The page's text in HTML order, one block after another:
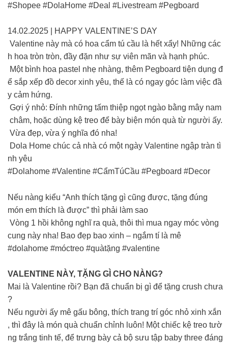
#Shopee #DolaHome #Deal #Livestream #Pegboard
14.02.2025 | HAPPY VALENTINE’S DAY
Valentine này mà có hoa cẩm tú cầu là hết xẩy! Những các
h hoa tròn tròn, đầy đặn như sự viên mãn và hạnh phúc.
Một bình hoa pastel nhẹ nhàng, thêm Pegboard tiện dụng đ
ể sắp xếp đồ decor xinh yêu, thế là có ngay góc làm việc đầ
y cảm hứng.
Gợi ý nhỏ: Đính những tấm thiệp ngọt ngào bằng mây nam
châm, hoặc dùng kệ treo để bày biện món quà từ người ấy.
Vừa đẹp, vừa ý nghĩa đó nha!
Dola Home chúc cả nhà có một ngày Valentine ngập tràn tì
nh yêu
#Dolahome #Valentine #CẩmTúCầu #Pegboard #Decor
Nếu nàng kiểu “Anh thích tặng gì cũng được, tặng đúng
món em thích là được” thì phải làm sao
Vòng 1 hồi không nghĩ ra quà, thôi thì mua ngay móc vòng
cung này nha! Bao đẹp bao xinh – ngắm tí là mê
#dolahome #móctreo #quàtặng #valentine
VALENTINE NÀY, TẶNG GÌ CHO NÀNG?
Mai là Valentine rồi? Bạn đã chuẩn bị gì để tặng crush chưa
?
Nếu người ấy mê gấu bông, thích trang trí góc nhỏ xinh xắn
, thì đây là món quà chuẩn chỉnh luôn! Một chiếc kệ treo tườ
ng trắng tinh tế, để trưng bày cả bộ sưu tập baby three đáng